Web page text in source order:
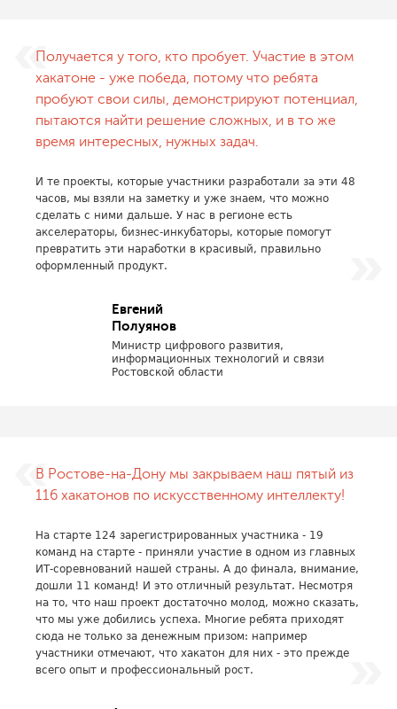
Получается у того, кто пробует. Участие в этом
хакатоне - уже победа, потому что ребята
пробуют свои силы, демонстрируют потенциал,
пытаются найти решение сложных, и в то же
время интересных, нужных задач.
И те проекты, которые участники разработали за эти 48
часов, мы взяли на заметку и уже знаем, что можно
сделать с ними дальше. У нас в регионе есть
акселераторы, бизнес-инкубаторы, которые помогут
превратить эти наработки в красивый, правильно
оформленный продукт.
Евгений
Полуянов
Министр цифрового развития,
информационных технологий и связи
Ростовской области
В Ростове-на-Дону мы закрываем наш пятый из
116 хакатонов по искусственному интеллекту!
На старте 124 зарегистрированных участника - 19
команд на старте - приняли участие в одном из главных
ИТ-соревнований нашей страны. А до финала, внимание,
дошли 11 команд! И это отличный результат. Несмотря
на то, что наш проект достаточно молод, можно сказать,
что мы уже добились успеха. Многие ребята приходят
сюда не только за денежным призом: например
участники отмечают, что хакатон для них - это прежде
всего опыт и профессиональный рост.